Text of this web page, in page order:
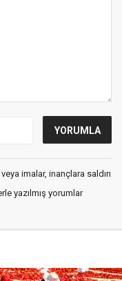
imalar, inançlara saldırı
yazılmış yorumlar